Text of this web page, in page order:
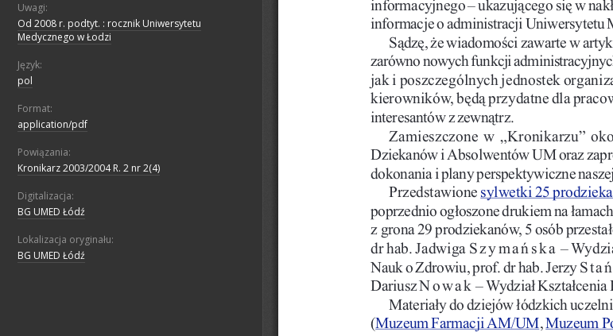
Uwagi:
Od 2008 r. podtyt. : rocznik Uniwersytetu
Medycznego w Łodzi
Język:
pol
Format:
application/pdf
Powiązania:
Kronikarz 2003/2004 R. 2 nr 2(4)
Digitalizacja:
BG UMED Łódź
Lokalizacja oryginału:
BG UMED Łódź